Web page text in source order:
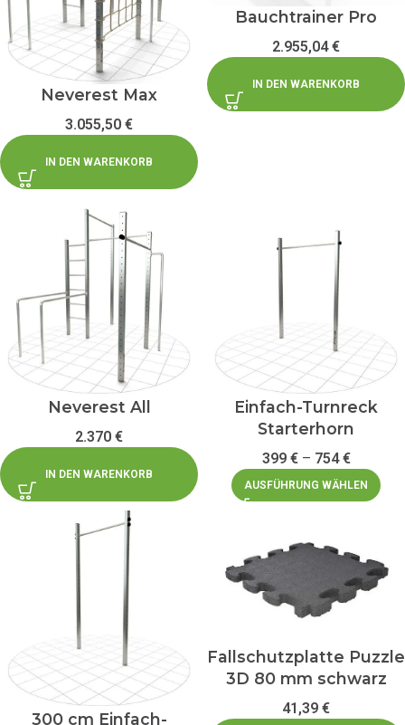
Neverest Max
3.055,50 €
IN DEN WARENKORB
Bauchtrainer Pro
2.955,04€
IN DEN WARENKORB
Neverest All
2.370 €
IN DEN WARENKORB
Einfach-Turnreck
Starterhorn
399 €– 754€
AUSFÜHRUNG WÄHLEN
300 cm Einfach-
Fallschutzplatte Puzzle
3D 80 mm schwarz
41,39 €